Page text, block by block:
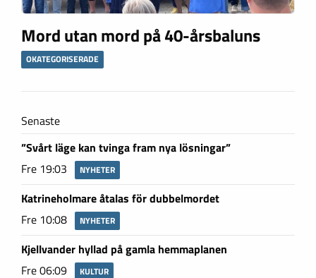
Mord utan mord på 40-årsbaluns
OKATEGORISERADE
Senaste
”Svårt läge kan tvinga fram nya lösningar”
Fre 19:03
NYHETER
Katrineholmare åtalas för dubbelmordet
Fre 10:08
NYHETER
Kjellvander hyllad på gamla hemmaplanen
Fre 06:09
KULTUR